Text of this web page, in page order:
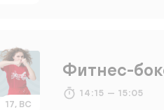
17, ВС
Фитнес-
14:15 — 15:05